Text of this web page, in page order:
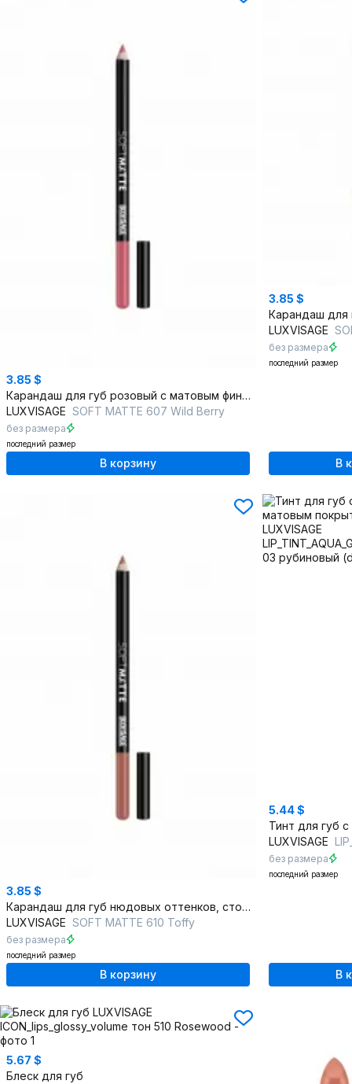
3.85 $
Карандаш для губ розовый с матовым финишем и хорошей растушёвкой
LUXVISAGE SOFT MATTE 607 Wild Berry
без размера
последний размер
В корзину
3.85 $
LUXVISAGE
без размера
последний размер
В
3.85 $
Карандаш для губ нюдовых оттенков, стойкий, мягкий, удлинённый
LUXVISAGE SOFT MATTE 610 Toffy
без размера
последний размер
В корзину
5.44 $
LUXVISAGE
без размера
последний размер
В
5.67 $
Блеск для губ